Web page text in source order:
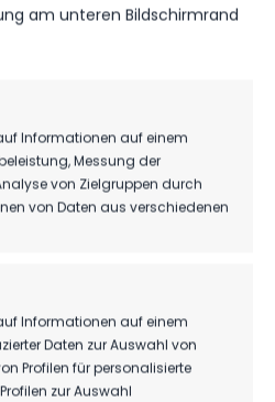
am unteren Bildschirmrand
Informationen auf einem
Messung der
von Zielgruppen durch
von Daten aus verschiedenen
Informationen auf einem
Daten zur Auswahl von
Profilen für personalisierte
zur Auswahl
17. Mai 2025
Ähnlicher Beitrag